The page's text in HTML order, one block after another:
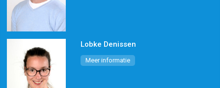
Lobke Denissen
Meer informatie